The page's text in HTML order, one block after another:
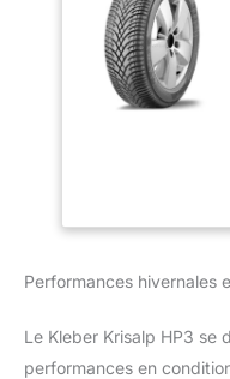
Performances hivernales
Le Kleber Krisalp HP3 se
performances en